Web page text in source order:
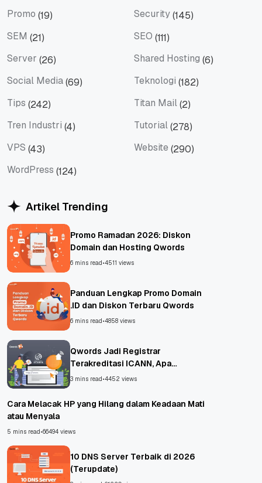
Promo (19) Security(145)
SEM (21) SEO (111)
Server (26) Shared Hosting (6)
Social Media(69) Teknologi (182)
Tips (242) Titan Mail(2)
Tren Industri (4) Tutorial(278)
VPS (43) Website (290)
WordPress (124)
Artikel Trending
Promo Ramadan 2026: Diskon
Domain dan Hosting Qwords
6 mins read•4511 views
Panduan Lengkap Promo Domain
.ID dan Diskon Terbaru Qwords
6 mins read•4858 views
Qwords Jadi Registrar
Terakreditasi ICANN, Apa
Untungnya?
3 mins read•4452 views
Cara Melacak HP yang Hilang dalam Keadaan Mati
atau Menyala
5 mins read•66494 views
10 DNS Server Terbaik di 2026
(Terupdate)